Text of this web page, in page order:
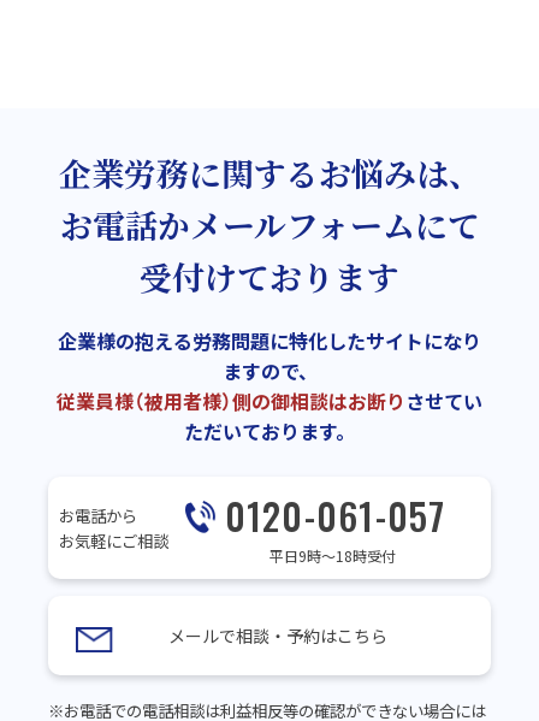
企業労務に関するお悩みは、
お電話かメールフォームにて
受付けております
企業様の抱える労務問題に特化したサイトになり
ますので、
従業員様（被用者様）側の御相談はお断り させてい
ただいております。
お電話から
お気軽にご相談
0120-061-057
平日9時～18時受付
メールで相談・予約はこちら
※お電話での電話相談は利益相反等の確認ができない場合には